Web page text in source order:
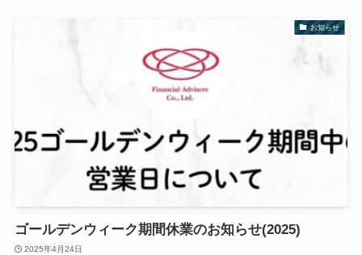
お知らせ
ゴールデンウィーク期間休業のお知らせ(2025)
2025年4月24日